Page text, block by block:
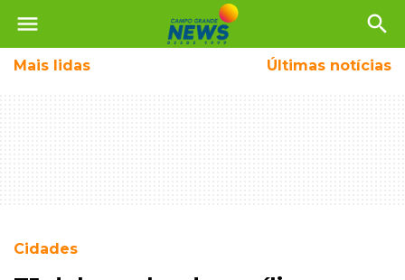
menu search
Mais lidas Últimas notícias
Cidades